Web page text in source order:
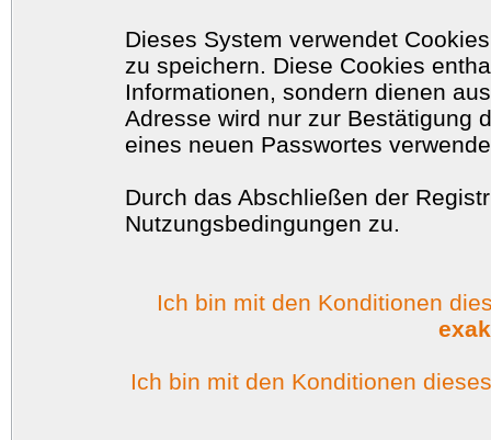
Dieses System verwendet
zu speichern. Diese Cookies
Informationen, sondern dienen
Adresse wird nur zur Bestätigung
eines neuen Passwortes
Durch das Abschließen der
Nutzungsbedingungen zu.
Ich bin mit den Konditionen
Ich bin mit den Konditionen